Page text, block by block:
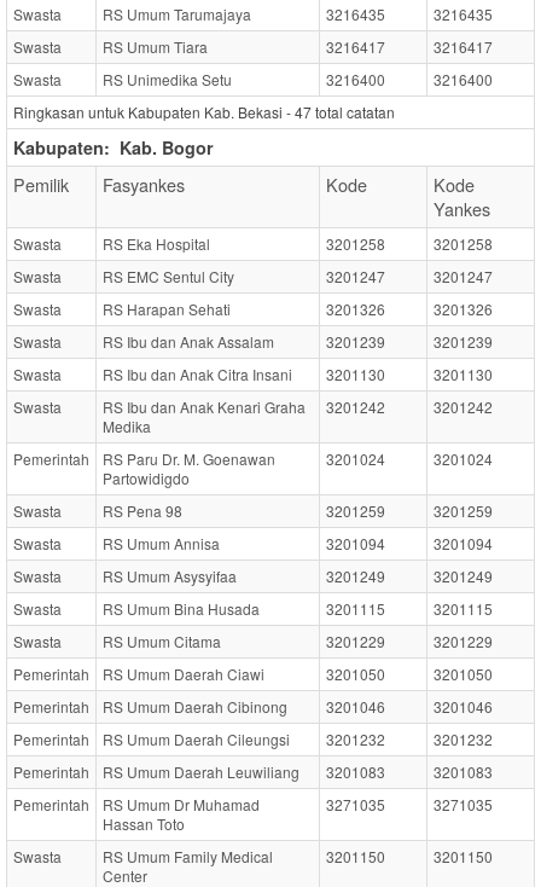
Swasta RS Umum Tarumajaya 3216435
3216435
Swasta
RS Umum Tiara 3216417
3216417
Swasta
RS Unimedika Setu 3216400
3216400
Ringkasan untuk Kabupaten Kab. Bekasi -47total catatan
Kabupaten: Kab. Bogor
Pemilik Fasyankes Kode
Kode
Yankes
Swasta RS Eka Hospital 3201258
3201258
Swasta
RS EMC Sentul City 3201247
3201247
Swasta
RS Harapan Sehati 3201326
3201326
Swasta
RS Ibu dan Anak Assalam 3201239
3201239
Swasta
RS Ibu dan Anak Citra Insani 3201130
3201130
Swasta
RS Ibu dan Anak Kenari Graha
Medika
3201242 3201242
Pemerintah
RS Paru Dr. M. Goenawan
Partowidigdo
3201024 3201024
Swasta RS Pena 98 3201259
3201259
Swasta
RS Umum Annisa 3201094
3201094
Swasta
RS Umum Asysyifaa 3201249
3201249
Swasta
RS Umum Bina Husada 3201115
3201115
Swasta
RS Umum Citama 3201229
3201229
Pemerintah
RS Umum Daerah Ciawi 3201050
3201050
Pemerintah
RS Umum Daerah Cibinong 3201046
3201046
Pemerintah
RS Umum Daerah Cileungsi 3201232
3201232
Pemerintah
RS Umum Daerah Leuwiliang 3201083
3201083
Pemerintah
RS Umum Dr Muhamad
Hassan Toto
3271035 3271035
Swasta
RS Umum Family Medical
Center
3201150 3201150